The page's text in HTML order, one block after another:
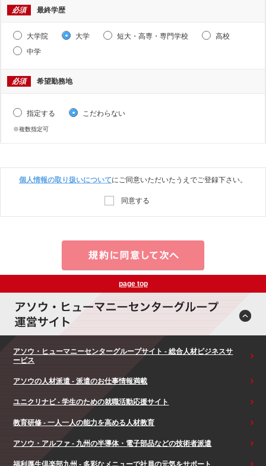
必須 最終学歴
大学院 大学 短大・高専・専門学校
高校
中学
必須 希望勤務地
指定する こだわらない
※複数指定可
個人情報の取り扱いについてにご同意いただいたうえでご登録下さい。
同意する
page top
アソウ・ヒューマニーセンターグループサイト - 総合人材ビジネスサ
ービス
アソウの人材派遣 - 派遣のお仕事情報満載
ユニクリナビ - 学生のための就職活動応援サイト
教育研修 - 一人一人の能力を高める人材教育
アソウ・アルファ - 九州の半導体・電子部品などの技術者派遣
福利厚生倶楽部九州 - 多彩なメニューで社員の元気をサポート